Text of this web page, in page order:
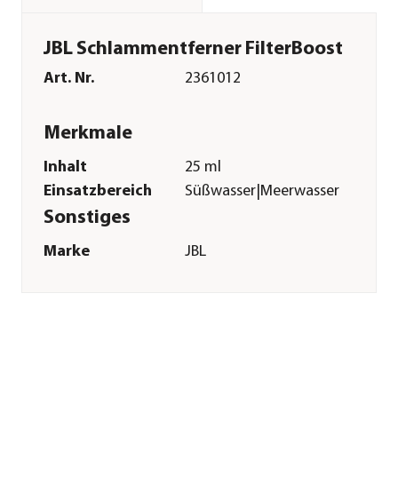
JBL Schlammentferner FilterBoost
Art. Nr. 2361012
Merkmale
Inhalt
25 ml
Einsatzbereich
Süßwasser|Meerwasser
Sonstiges
Marke
JBL